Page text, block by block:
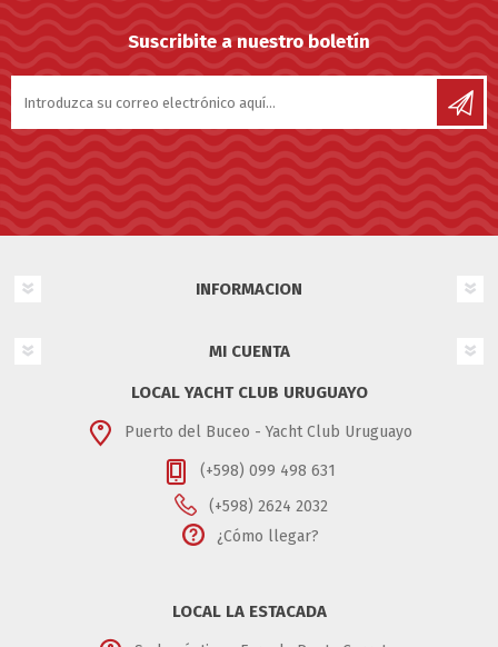
Suscribite a nuestro boletín
INFORMACION
MI CUENTA
LOCAL YACHT CLUB URUGUAYO
Puerto del Buceo - Yacht Club Uruguayo
(+598) 099 498 631
(+598) 2624 2032
¿Cómo llegar?
LOCAL LA ESTACADA